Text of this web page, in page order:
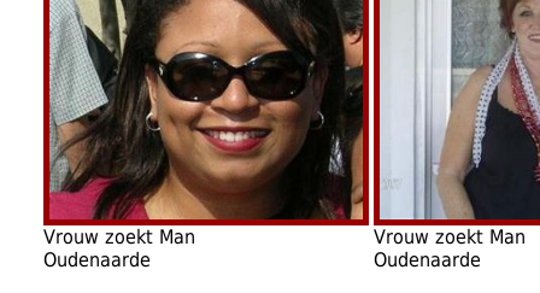
Vrouw zoekt Man
Oudenaarde
Vrouw zoekt Man
Oudenaarde